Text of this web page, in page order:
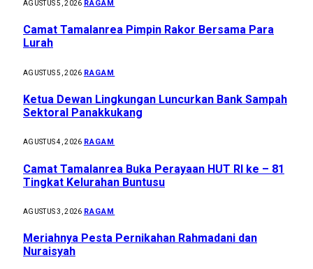
AGUSTUS 5, 2026 RAGAM
Camat Tamalanrea Pimpin Rakor Bersama Para
Lurah
AGUSTUS 5, 2026 RAGAM
Ketua Dewan Lingkungan Luncurkan Bank Sampah
Sektoral Panakkukang
AGUSTUS 4, 2026 RAGAM
Camat Tamalanrea Buka Perayaan HUT RI ke – 81
Tingkat Kelurahan Buntusu
AGUSTUS 3, 2026 RAGAM
Meriahnya Pesta Pernikahan Rahmadani dan
Nuraisyah